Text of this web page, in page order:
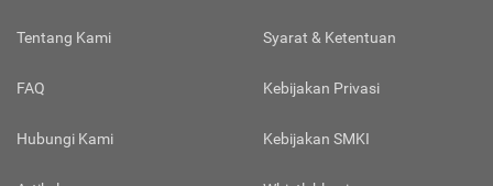
Tentang Kami
FAQ
Hubungi Kami
Syarat & Ketentuan
Kebijakan Privasi
Kebijakan SMKI